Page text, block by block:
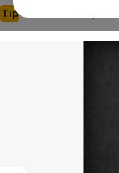
Tip
The